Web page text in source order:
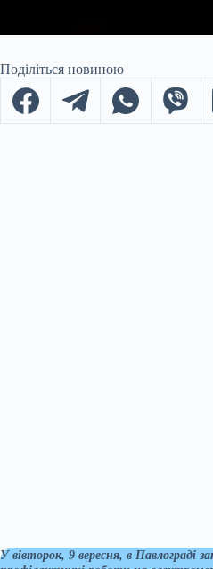
Поділіться новиною
У вівторок, 9 вересня, в Павлограді